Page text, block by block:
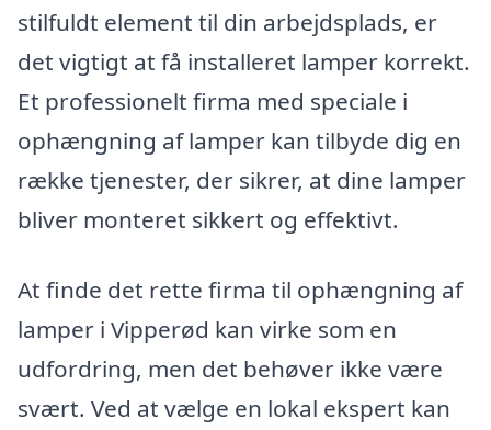
stilfuldt element til din arbejdsplads, er
det vigtigt at få installeret lamper korrekt.
Et professionelt firma med speciale i
ophængning af lamper kan tilbyde dig en
række tjenester, der sikrer, at dine lamper
bliver monteret sikkert og effektivt.
At finde det rette firma til ophængning af
lamper i Vipperød kan virke som en
udfordring, men det behøver ikke være
svært. Ved at vælge en lokal ekspert kan